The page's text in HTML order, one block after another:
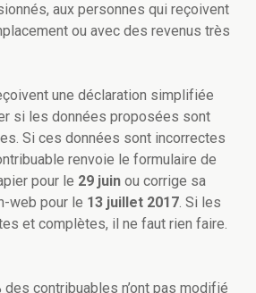
aux personnes qui reçoivent
ou avec des revenus très
une déclaration simplifiée
si les données proposées sont
Si ces données sont incorrectes
renvoie le formulaire de
pour le 29 juin ou corrige sa
web pour le 13 juillet 2017. Si les
et complètes, il ne faut rien faire.
des contribuables n’ont pas modifié